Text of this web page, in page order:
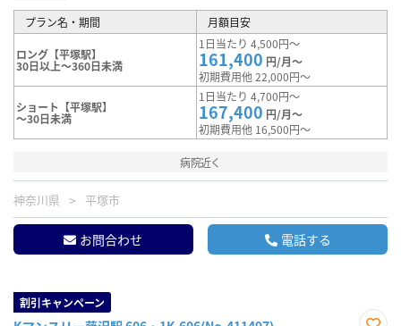
プラン名・期間 月額目安
ロング【平塚駅】
30日以上～360日未満
1日当たり 4,500円～
161,400 円/月～
初期費用他 22,000円～
ショート【平塚駅】
～30日未満
1日当たり 4,700円～
167,400 円/月～
初期費用他 16,500円～
病院近く
神奈川県 平塚市
お問合わせ 電話する
割引キャンペーン